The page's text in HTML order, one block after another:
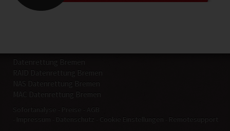
Datenrettung Bremen
RAID Datenrettung Bremen
NAS Datenrettung Bremen
MAC Datenrettung Bremen
Sofortanalyse Preise
AGB
Impressum
Datenschutz Cookie Einstellungen Remotesupport